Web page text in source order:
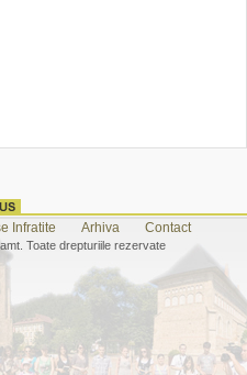
Infratite Arhiva Contact
Toate drepturiile rezervate